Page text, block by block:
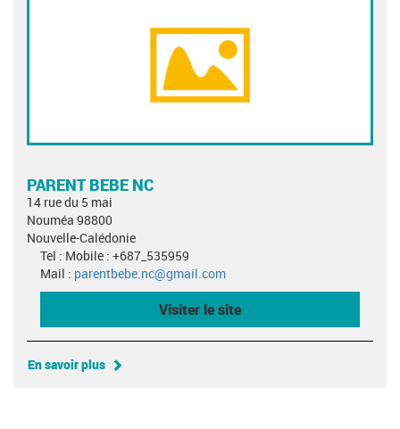
PARENT BEBE NC
14 rue du 5 mai
Nouméa 98800
Nouvelle-Calédonie
Tel : Mobile : +687_535959
Mail : parentbebe.nc@gmail.com
Visiter le site
En savoir plus